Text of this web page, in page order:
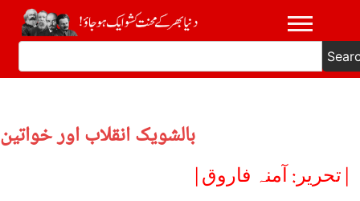
بالشویک انقلاب اور خواتین
|تحریر: آمنہ فاروق|